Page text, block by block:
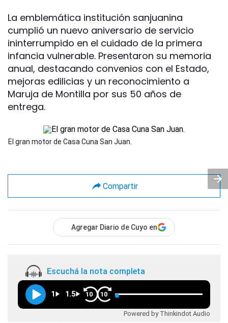
La emblemática institución sanjuanina
cumplió un nuevo aniversario de servicio
ininterrumpido en el cuidado de la primera
infancia vulnerable. Presentaron su memoria
anual, destacando convenios con el Estado,
mejoras edilicias y un reconocimiento a
Maruja de Montilla por sus 50 años de
entrega.
El gran motor de Casa Cuna San Juan.
Compartir
Agregar Diario de Cuyo en
Escuchá la nota completa
1 1.5 10 10
Powered by Thinkindot Audio